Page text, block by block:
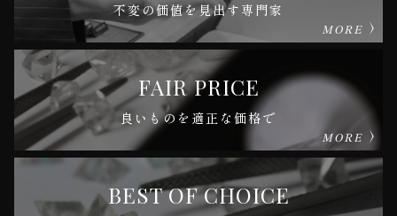
不変の価値を見出す専門家
MORE
FAIR PRICE
良いものを適正な価格で
MORE
BEST OF CHOICE